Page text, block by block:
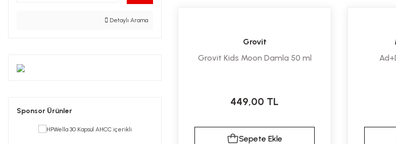
Detaylı Arama
Sponsor Ürünler
Grovit
Grovit Kids Moon Damla 50 ml
449,00 TL
Sepete Ekle